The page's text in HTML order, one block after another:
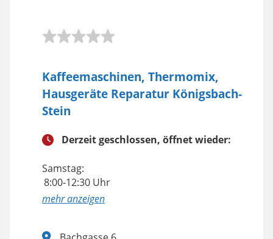
Kaffeemaschinen, Thermomix,
Hausgeräte Reparatur Königsbach-
Stein
Derzeit geschlossen, öffnet wieder:
Samstag:
8:00-12:30 Uhr
anzeigen